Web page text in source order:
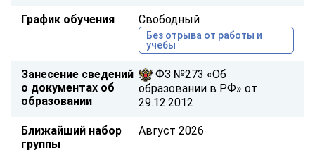
График обучения Свободный
Без отрыва от работы и
учебы
Занесение сведений
о документах об
образовании
ФЗ №273 «Об
образовании в РФ» от
29.12.2012
Ближайший набор
группы
Август 2026